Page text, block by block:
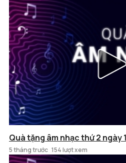
Quà tặng âm nhạc thứ 2 ngày
5 tháng trước 154 lượt xem